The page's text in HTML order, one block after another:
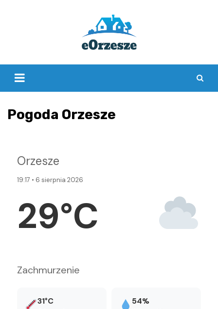
Pogoda Orzesze
Orzesze
19:17 • 6 sierpnia 2026
29°C
Zachmurzenie
31°C 54%